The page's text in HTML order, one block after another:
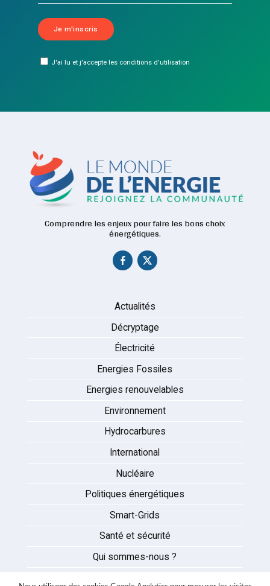
J'ai lu et j'accepte les conditions d'utilisation
Comprendre les enjeux pour faire les bons choix
énergétiques.
Actualités
Décryptage
Électricité
Energies Fossiles
Energies renouvelables
Environnement
Hydrocarbures
International
Nucléaire
Politiques énergétiques
Smart-Grids
Santé et sécurité
Qui sommes-nous ?